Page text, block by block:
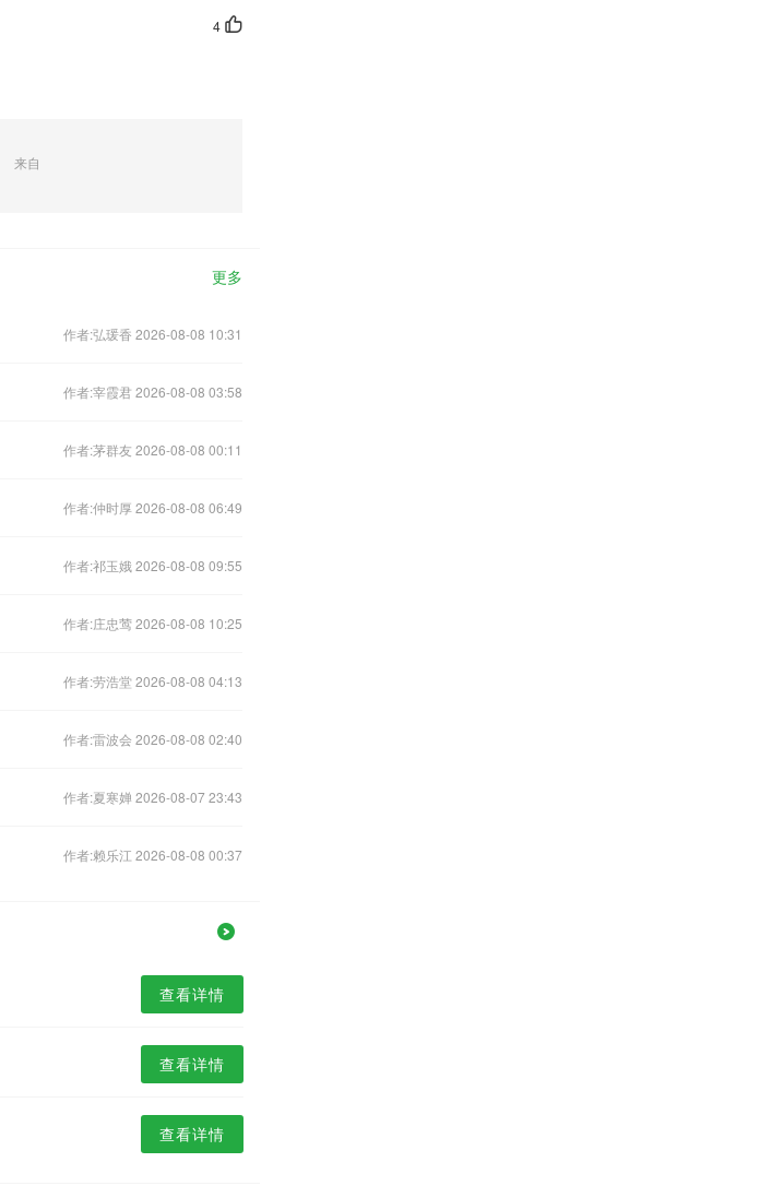
4
来自
更多
作者:弘瑗香 2026-08-08 10:31
作者:宰霞君 2026-08-08 03:58
作者:茅群友 2026-08-08 00:11
作者:仲时厚 2026-08-08 06:49
作者:祁玉娥 2026-08-08 09:55
作者:庄忠莺 2026-08-08 10:25
作者:劳浩堂 2026-08-08 04:13
作者:雷波会 2026-08-08 02:40
作者:夏寒婵 2026-08-07 23:43
作者:赖乐江 2026-08-08 00:37
查看详情
查看详情
查看详情